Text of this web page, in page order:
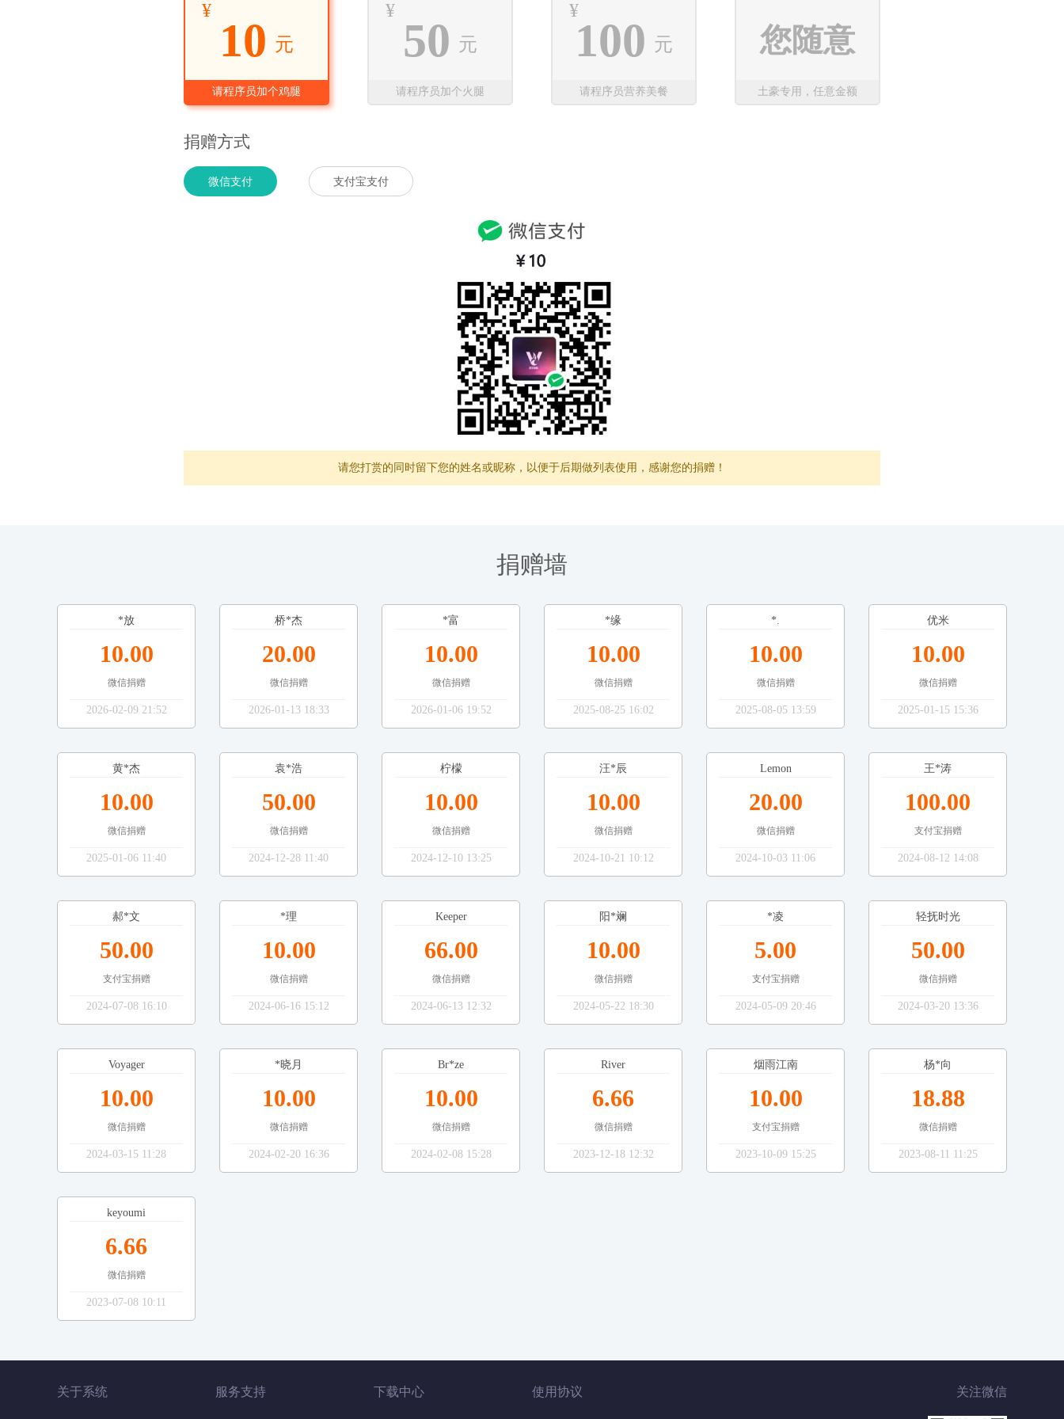
¥
10 元
请程序员加个鸡腿
¥
50 元
请程序员加个火腿
¥
100 元
请程序员营养美餐
您随意
土豪专用，任意金额
捐赠方式
微信支付 支付宝支付
请您打赏的同时留下您的姓名或昵称，以便于后期做列表使用，感谢您的捐赠！
捐赠墙
*放
10.00
微信捐赠
2026-02-09 21:52
桥*杰
20.00
微信捐赠
2026-01-13 18:33
*富
10.00
微信捐赠
2026-01-06 19:52
*缘
10.00
微信捐赠
2025-08-25 16:02
*.
10.00
微信捐赠
2025-08-05 13:59
优米
10.00
微信捐赠
2025-01-15 15:36
黄*杰
10.00
微信捐赠
2025-01-06 11:40
袁*浩
50.00
微信捐赠
2024-12-28 11:40
柠檬
10.00
微信捐赠
2024-12-10 13:25
汪*辰
10.00
微信捐赠
2024-10-21 10:12
Lemon
20.00
微信捐赠
2024-10-03 11:06
王*涛
100.00
支付宝捐赠
2024-08-12 14:08
郝*文
50.00
支付宝捐赠
2024-07-08 16:10
*理
10.00
微信捐赠
2024-06-16 15:12
Keeper
66.00
微信捐赠
2024-06-13 12:32
阳*斓
10.00
微信捐赠
2024-05-22 18:30
*凌
5.00
支付宝捐赠
2024-05-09 20:46
轻抚时光
50.00
微信捐赠
2024-03-20 13:36
Voyager
10.00
微信捐赠
2024-03-15 11:28
*晓月
10.00
微信捐赠
2024-02-20 16:36
Br*ze
10.00
微信捐赠
2024-02-08 15:28
River
6.66
微信捐赠
2023-12-18 12:32
烟雨江南
10.00
支付宝捐赠
2023-10-09 15:25
杨*向
18.88
微信捐赠
2023-08-11 11:25
keyoumi
6.66
微信捐赠
2023-07-08 10:11
关于系统 服务支持 下载中心 使用协议 关注微信